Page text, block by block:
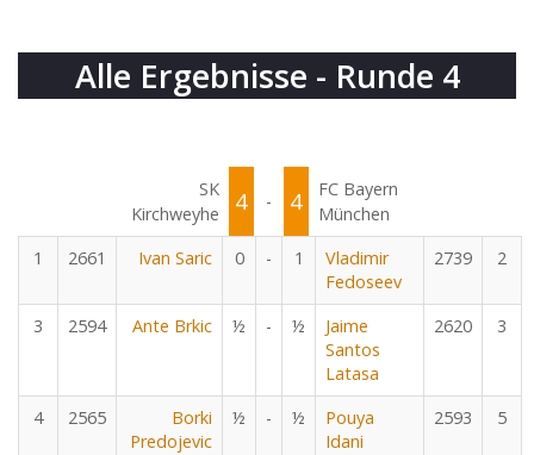
Alle Ergebnisse - Runde 4
SK
Kirchweyhe
4 - 4
FC Bayern
München
1
2661 Ivan Saric 0 - 1
Vladimir
Fedoseev
2739 2
3 2594 Ante Brkic ½ - ½
Jaime
Santos
Latasa
2620 3
4 2565
Borki
Predojevic
½ - ½
Pouya
Idani
2593 5